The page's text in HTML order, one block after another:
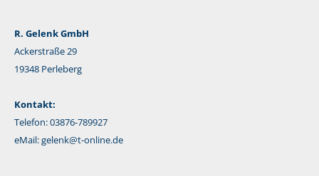
R. Gelenk GmbH
Ackerstraße 29
19348 Perleberg
Kontakt:
Telefon: 03876-789927
eMail:gelenk@t-online.de